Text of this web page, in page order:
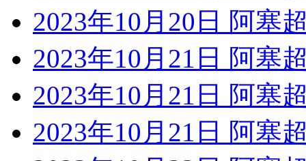
2023年10月20日 阿塞
2023年10月21日 阿塞
2023年10月21日 阿塞
2023年10月21日 阿塞